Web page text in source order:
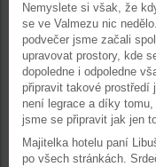
Nemyslete si však, že
se ve Valmezu nic
podvečer jsme začali
upravovat prostory, kde
dopoledne i odpoledne
připravit takové
není legrace a díky
jsme se připravit jak jen
Majitelka hotelu paní
po všech stránkách.